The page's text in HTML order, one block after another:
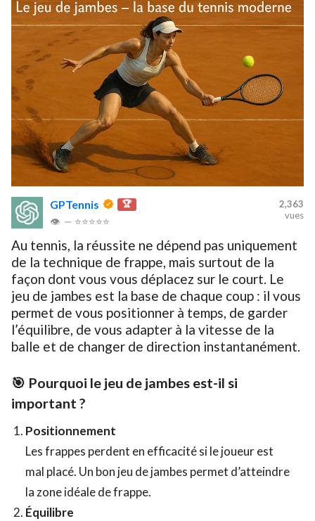
GPTennis 🏆
👁 — ⭐⭐⭐⭐⭐
2,363
vues
Au tennis, la réussite ne dépend pas uniquement
de la technique de frappe, mais surtout de la
façon dont vous vous déplacez sur le court. Le
jeu de jambes est la base de chaque coup : il vous
permet de vous positionner à temps, de garder
l’équilibre, de vous adapter à la vitesse de la
balle et de changer de direction instantanément.
🎯 Pourquoi le jeu de jambes est-il si
important ?
Positionnement
Les frappes perdent en efficacité si le joueur est
mal placé. Un bon jeu de jambes permet d’atteindre
la zone idéale de frappe.
Équilibre